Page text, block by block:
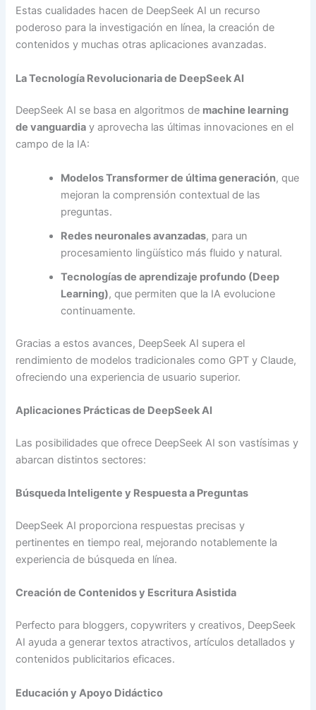
Estas cualidades hacen de DeepSeek AI un recurso
poderoso para la investigación en línea, la creación de
contenidos y muchas otras aplicaciones avanzadas.
La Tecnología Revolucionaria de DeepSeek AI
DeepSeek AI se basa en algoritmos de machine learning
de vanguardia y aprovecha las últimas innovaciones en el
campo de la IA:
Modelos Transformer de última generación, que
mejoran la comprensión contextual de las
preguntas.
Redes neuronales avanzadas, para un
procesamiento lingüístico más fluido y natural.
Tecnologías de aprendizaje profundo (Deep
Learning), que permiten que la IA evolucione
continuamente.
Gracias a estos avances, DeepSeek AI supera el
rendimiento de modelos tradicionales como GPT y Claude,
ofreciendo una experiencia de usuario superior.
Aplicaciones Prácticas de DeepSeek AI
Las posibilidades que ofrece DeepSeek AI son vastísimas y
abarcan distintos sectores:
Búsqueda Inteligente y Respuesta a Preguntas
DeepSeek AI proporciona respuestas precisas y
pertinentes en tiempo real, mejorando notablemente la
experiencia de búsqueda en línea.
Creación de Contenidos y Escritura Asistida
Perfecto para bloggers, copywriters y creativos, DeepSeek
AI ayuda a generar textos atractivos, artículos detallados y
contenidos publicitarios eficaces.
Educación y Apoyo Didáctico